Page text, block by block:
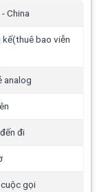
và các cuộc
các cuộc gọi
China
bao viễn
analog
đi
cuộc gọi